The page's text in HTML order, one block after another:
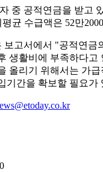
중 공적연금을 받고
균 수급액은 52만
보고서에서 "공적연금
생활비에 부족하다고
올리기 위해서는 가
기간을 확보할 필요가
0